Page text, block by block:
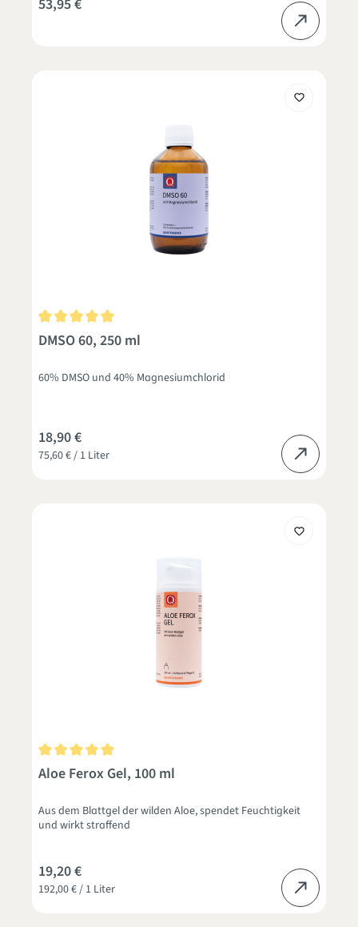
53,95 €
Durchschnittliche Bewertung von 5 von 5 Sternen
DMSO 60, 250 ml
60% DMSO und 40% Magnesiumchlorid
75,60 € / 1 Liter
18,90 €
Durchschnittliche Bewertung von 5 von 5 Sternen
Aloe Ferox Gel, 100 ml
Aus dem Blattgel der wilden Aloe, spendet Feuchtigkeit
und wirkt straffend
192,00 € / 1 Liter
19,20 €